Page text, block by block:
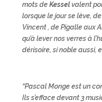
mots deKesselvalent
lorsque le jour se lève,
Vincent , de Pigalle aux
qu’à lever nos verres à
dérisoire, si noble aussi,
“Pascal Monge est un
Ils s’efface devant 3